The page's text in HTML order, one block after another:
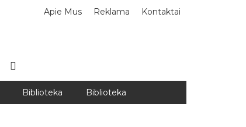
Apie Mus Reklama Kontaktai
Biblioteka Biblioteka